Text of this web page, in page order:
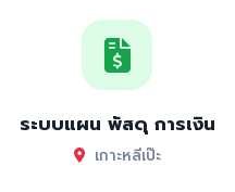
ระบบแผน พัสดุ การเงิน
เกาะหลีเป๊ะ